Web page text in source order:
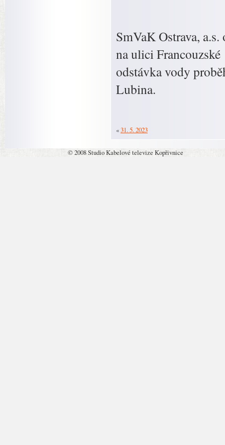
SmVaK Ostrava,
na ulici
odstávka vody
Lubina.
«31. 5. 2023
© 2008 Studio Kabelové televize Kopřivnice